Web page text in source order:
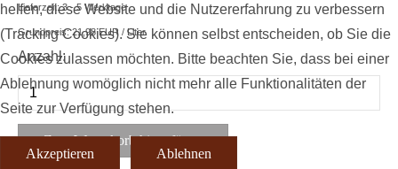
Lieferzeit: 3 - 5 Werktage
Grundpreis:21,98 EUR / Liter
Anzahl:
helfen, diese Website und die Nutzererfahrung zu verbessern
(Tracking Cookies). Sie können selbst entscheiden, ob Sie die
Cookies zulassen möchten. Bitte beachten Sie, dass bei einer
Ablehnung womöglich nicht mehr alle Funktionalitäten der
Seite zur Verfügung stehen.
Akzeptieren
Ablehnen